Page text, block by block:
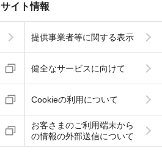
サイト情報
提供事業者等に関する表示
健全なサービスに向けて
Cookieの利用について
お客さまのご利用端末から
の情報の外部送信について